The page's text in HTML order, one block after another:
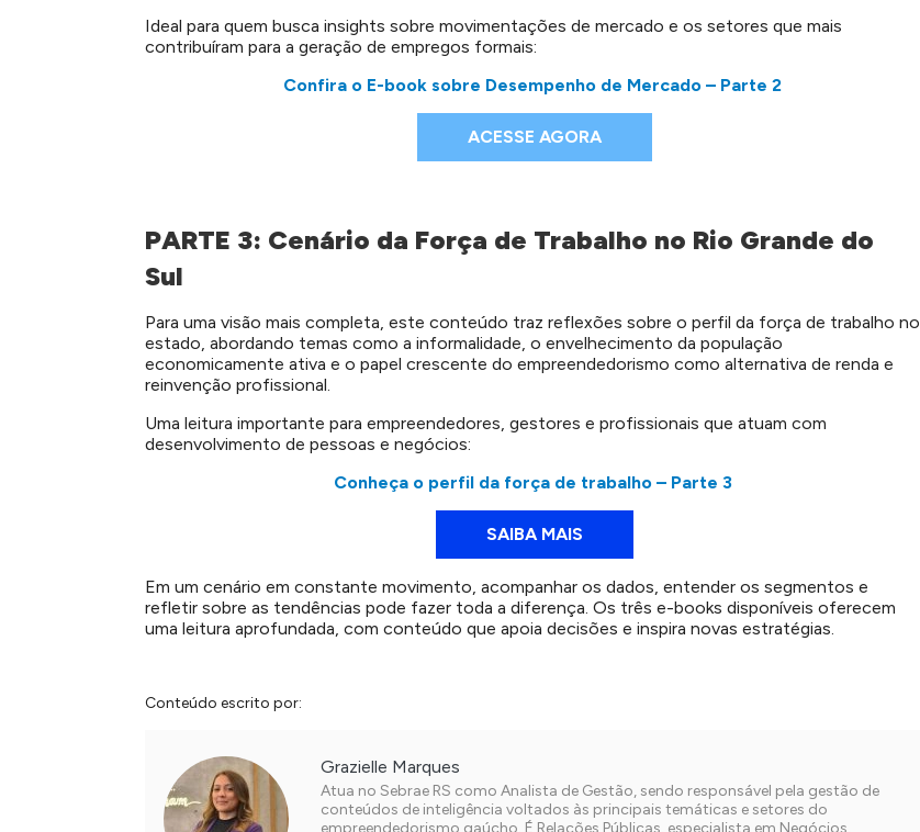
Ideal para quem busca insights sobre movimentações de mercado e os setores que mais
contribuíram para a geração de empregos formais:
Confira o E-book sobre Desempenho de Mercado – Parte 2
ACESSE AGORA
PARTE 3: Cenário da Força de Trabalho no Rio Grande do
Sul
Para uma visão mais completa, este conteúdo traz reflexões sobre o perfil da força de trabalho no
estado, abordando temas como a informalidade, o envelhecimento da população
economicamente ativa e o papel crescente do empreendedorismo como alternativa de renda e
reinvenção profissional.
Uma leitura importante para empreendedores, gestores e profissionais que atuam com
desenvolvimento de pessoas e negócios:
Conheça o perfil da força de trabalho – Parte 3
SAIBA MAIS
Em um cenário em constante movimento, acompanhar os dados, entender os segmentos e
refletir sobre as tendências pode fazer toda a diferença. Os três e-books disponíveis oferecem
uma leitura aprofundada, com conteúdo que apoia decisões e inspira novas estratégias.
Conteúdo escrito por:
Grazielle Marques
Atua no Sebrae RS como Analista de Gestão, sendo responsável pela gestão de
conteúdos de inteligência voltados às principais temáticas e setores do